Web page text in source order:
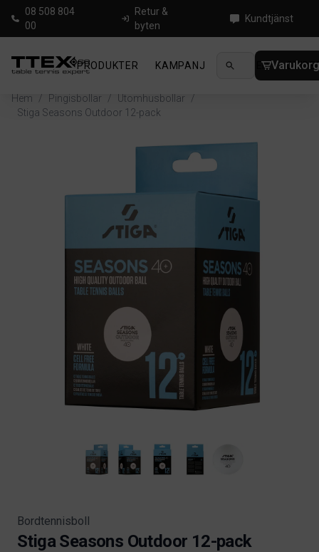
08 508 804
00
Retur &
byten
Kundtjänst
PRODUKTER KAMPANJ NYHETER
Hem / Pingisbollar / Utomhusbollar
/
Stiga Seasons Outdoor 12-pack
Bordtennisboll
Stiga Seasons Outdoor 12-pack